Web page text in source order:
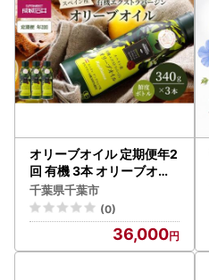
オリーブオイル 定期便年2
回 有機 3本 オリーブオイ
ル
千葉県千葉市
(0)
36,000